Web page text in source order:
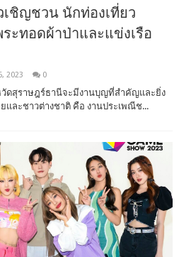
ชิญชวน นักท่องเที่ยว
ะทอดผ้าป่าและแข่งเรือ
2023 0
วัดสุราษฎร์ธานีจะมีงานบุญที่สำคัญและยิ่ง
ละชาวต่างชาติ คือ งานประเพณีช...